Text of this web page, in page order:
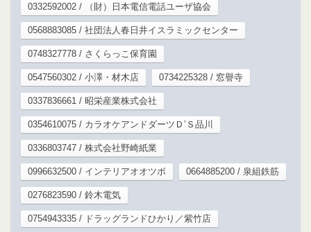
0332592002 / （財）日本電信電話ユーザ協会
0568883085 / 社団法人春日井イスラミックセンター
0748327778 / さくらっこ保育園
0547560302 / 小澤・材木店 0734225328 / 窓譽寺
0337836661 / 昭栄産業株式会社
0354610075 / カラオケアンドダーツＤ’Ｓ品川
0336803747 / 株式会社野崎紙業
0996632500 / インテリアオオツボ 0664885200 / 泉組鉄筋
0276823590 / 鈴木電気
0754943335 / ドラッグランドひかり／紫竹店